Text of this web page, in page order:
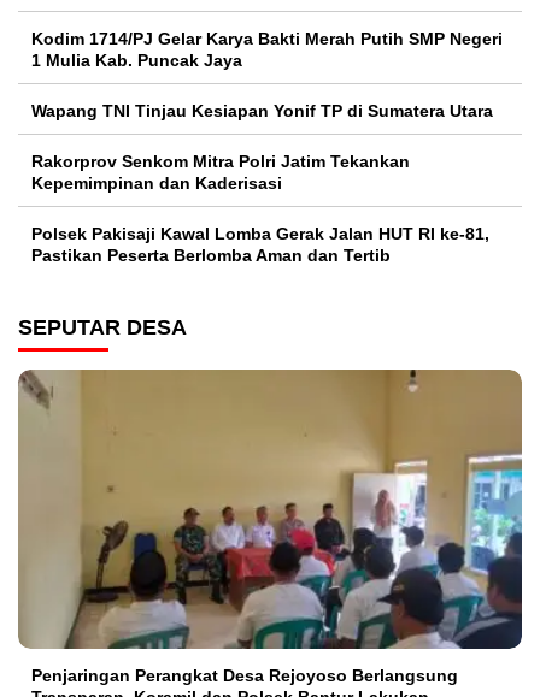
Kodim 1714/PJ Gelar Karya Bakti Merah Putih SMP Negeri
1 Mulia Kab. Puncak Jaya
Wapang TNI Tinjau Kesiapan Yonif TP di Sumatera Utara
Rakorprov Senkom Mitra Polri Jatim Tekankan
Kepemimpinan dan Kaderisasi
Polsek Pakisaji Kawal Lomba Gerak Jalan HUT RI ke-81,
Pastikan Peserta Berlomba Aman dan Tertib
SEPUTAR DESA
Penjaringan Perangkat Desa Rejoyoso Berlangsung